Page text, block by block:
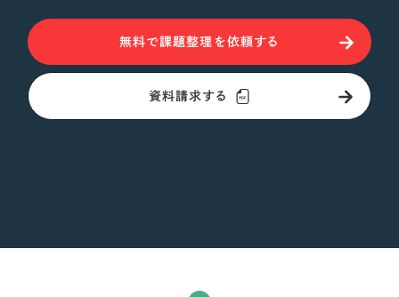
無料で課題整理を依頼する
資料請求する